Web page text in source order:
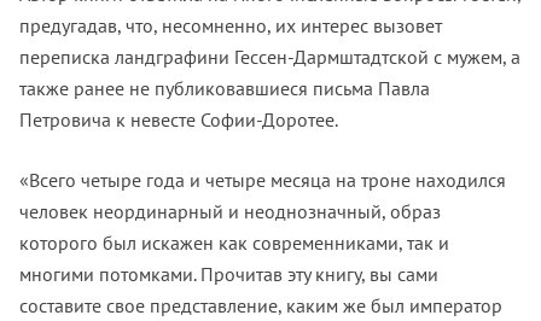
предугадав, что, несомненно, их интерес вызовет
переписка ландграфини Гессен-Дармштадтской с мужем, а
также ранее не публиковавшиеся письма Павла
Петровича к невесте Софии-Доротее.
«Всего четыре года и четыре месяца на троне находился
человек неординарный и неоднозначный, образ
которого был искажен как современниками, так и
многими потомками. Прочитав эту книгу, вы сами
составите свое представление, каким же был император